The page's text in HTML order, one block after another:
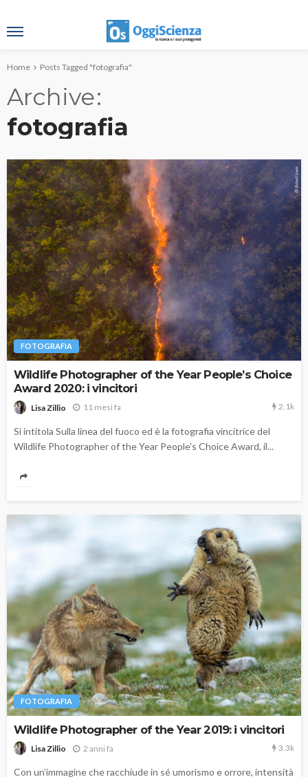
Home Posts Tagged "fotografia"
Archive
fotografia
FOTOGRAFIA
Wildlife Photographer of the Year People’s Choice
Award 2020: i vincitori
Lisa Zillio 11 mesi fa 2.1k
Si intitola Sulla linea del fuoco ed è la fotografia vincitrice del
Wildlife Photographer of the Year People's Choice Award, il...
FOTOGRAFIA
Wildlife Photographer of the Year 2019: i vincitori
Lisa Zillio 2 anni fa 3.3k
Con un’immagine che racchiude in sé umorismo e orrore, intensità